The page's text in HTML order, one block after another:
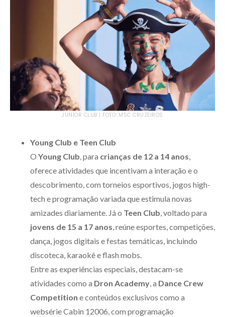
JUNIOR CLUB | FOTO: MSC CRUZEIROS
Young Club e Teen Club
O Young Club, para crianças de 12 a 14 anos,
oferece atividades que incentivam a interação e o
descobrimento, com torneios esportivos, jogos high-
tech e programação variada que estimula novas
amizades diariamente. Já o Teen Club, voltado para
jovens de 15 a 17 anos, reúne esportes, competições,
dança, jogos digitais e festas temáticas, incluindo
discoteca, karaokê e flash mobs.
Entre as experiências especiais, destacam-se
atividades como a Dron Academy, a Dance Crew
Competition e conteúdos exclusivos como a
websérie Cabin 12006, com programação